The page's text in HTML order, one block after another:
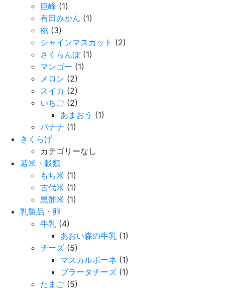
巨峰 (1)
有田みかん (1)
桃 (3)
シャインマスカット (2)
さくらんぼ(1)
マンゴー (1)
メロン (2)
スイカ (2)
いちご (2)
あまおう (1)
バナナ (1)
きくらげ
カテゴリーなし
若米・穀類
もち米 (1)
古代米 (1)
黒酢米 (1)
乳製品・卵
牛乳 (4)
あおい森の牛乳 (1)
チーズ (5)
マスカルポーネ (1)
ブラータチーズ (1)
たまご (5)